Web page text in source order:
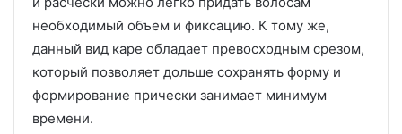
необходимый объем и фиксацию. К тому же,
данный вид каре обладает превосходным срезом,
который позволяет дольше сохранять форму и
формирование прически занимает минимум
времени.